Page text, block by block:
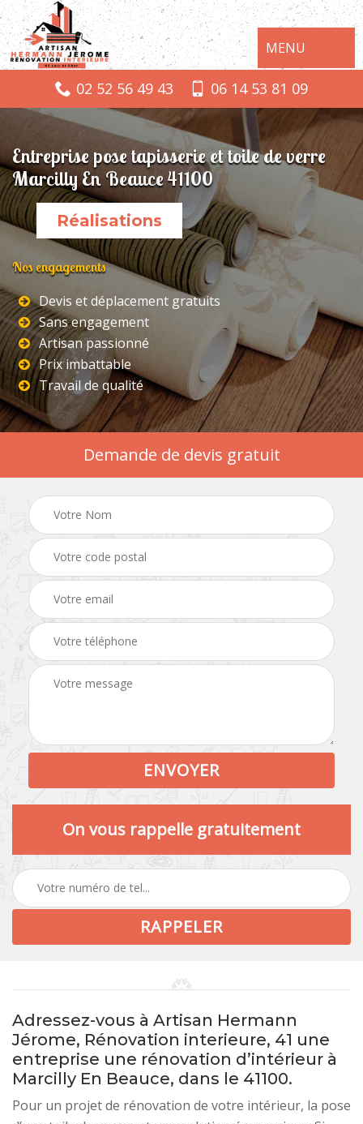
MENU
02 52 56 49 43 06 14 53 81 09
Entreprise pose tapisserie et toile de verre
Marcilly En Beauce 41100
Réalisations
Nos engagements
Devis et déplacement gratuits
Sans engagement
Artisan passionné
Prix imbattable
Travail de qualité
Demande de devis gratuit
On vous rappelle gratuitement
Adressez-vous à Artisan Hermann
Jérome, Rénovation interieure, 41 une
entreprise une rénovation d’intérieur à
Marcilly En Beauce, dans le 41100.
Pour un projet de rénovation de votre intérieur, la pose